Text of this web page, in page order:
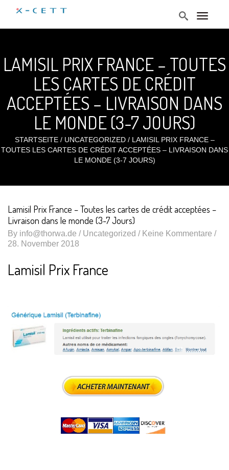
T
e
a
g
a
n
LAMISIL PRIX FRANCE – TOUTES
LES CARTES DE CRÉDIT
ACCEPTÉES – LIVRAISON DANS
LE MONDE (3-7 JOURS)
STARTSEITE/ UNCATEGORIZED/ LAMISIL PRIX FRANCE –
TOUTES LES CARTES DE CRÉDIT ACCEPTÉES – LIVRAISON DANS
LE MONDE (3-7 JOURS)
Lamisil Prix France – Toutes les cartes de crédit acceptées –
Livraison dans le monde (3-7 Jours)
By info@thorwa.de / Uncategorized / Keine Kommentare /
28. November 2018
Lamisil Prix France